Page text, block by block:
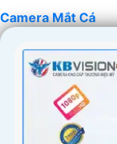
Camera Mắt Cá